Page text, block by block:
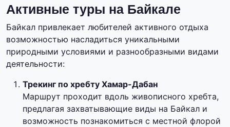
Активные туры на Байкале
Байкал привлекает любителей активного отдыха
возможностью насладиться уникальными
природными условиями и разнообразными видами
деятельности:
Трекинг по хребту Хамар-Дабан
Маршрут проходит вдоль живописного хребта,
предлагая захватывающие виды на Байкал и
возможность познакомиться с местной флорой